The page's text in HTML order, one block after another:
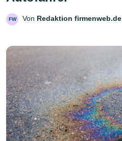
FW Von Redaktion firmenweb.de